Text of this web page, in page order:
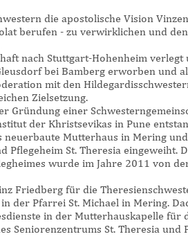
die apostolische Vision
berufen - zu verwirklichen und den
nach Stuttgart-Hohenheim verlegt
bei Bamberg erworben und
mit den
Zielsetzung.
Gründung einer
der Khristsevikas in Pune
Mutterhaus in Mering
Pflegeheim St. Theresia eingeweiht.
wurde im Jahre 2011 von
Friedberg für die
der Pfarrei St. Michael in Mering.
in der Mutterhauskapelle für
Seniorenzentrums St. Theresia und